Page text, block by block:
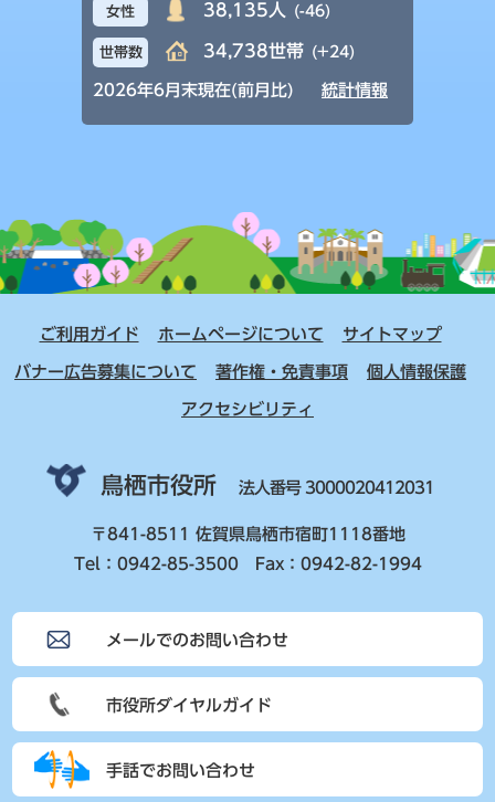
女性 38,135人 (-46)
世帯数 34,738世帯 (+24)
2026年6月末現在(前月比) 統計情報
ご利用ガイド ホームページについて サイトマップ
バナー広告募集について 著作権・免責事項 個人情報保護
アクセシビリティ
鳥栖市役所 法人番号 3000020412031
〒841-8511 佐賀県鳥栖市宿町1118番地
Tel：0942-85-3500 Fax：0942-82-1994
メールでのお問い合わせ
市役所ダイヤルガイド
手話でお問い合わせ